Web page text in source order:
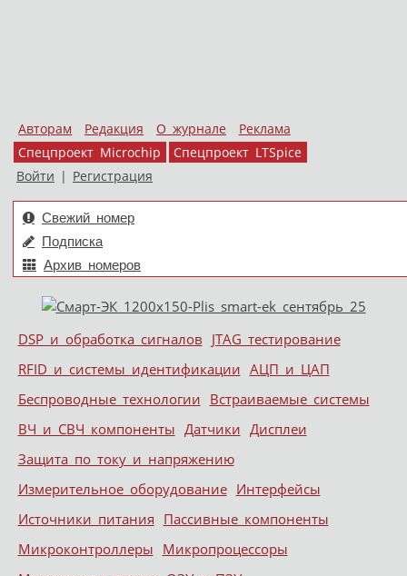
Авторам Редакция О журнале
Реклама
Спецпроект Microchip
Спецпроект LTSpice
Войти | Регистрация
Свежий номер
Подписка
Архив номеров
Меню
Skip to content
DSP и обработка сигналов JTAG тестирование
RFID и системы идентификации АЦП и ЦАП
Беспроводные технологии Встраиваемые системы
ВЧ и СВЧ компоненты Датчики Дисплеи
Защита по току и напряжению
Измерительное оборудование Интерфейсы
Источники питания Пассивные компоненты
Микроконтроллеры Микропроцессоры